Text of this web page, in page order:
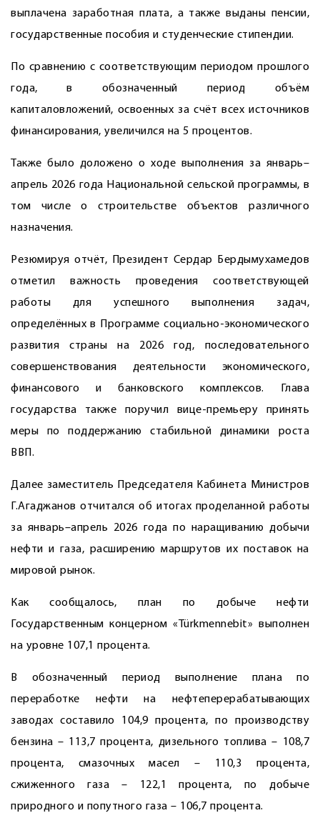
выплачена заработная плата, а также выданы пенсии,
государственные пособия и студенческие стипендии.
По сравнению с соответствующим периодом прошлого
года, в обозначенный период объём
капиталовложений, освоенных за счёт всех источников
финансирования, увеличился на 5 процентов.
Также было доложено о ходе выполнения за январь–
апрель 2026 года Национальной сельской программы, в
том числе о строительстве объектов различного
назначения.
Резюмируя отчёт, Президент Сердар Бердымухамедов
отметил важность проведения соответствующей
работы для успешного выполнения задач,
определённых в Программе социально-экономического
развития страны на 2026 год, последовательного
совершенствования деятельности экономического,
финансового и банковского комплексов. Глава
государства также поручил вице-премьеру принять
меры по поддержанию стабильной динамики роста
ВВП.
Далее заместитель Председателя Кабинета Министров
Г.Агаджанов отчитался об итогах проделанной работы
за январь–апрель 2026 года по наращиванию добычи
нефти и газа, расширению маршрутов их поставок на
мировой рынок.
Как сообщалось, план по добыче нефти
Государственным концерном «Türkmennebit» выполнен
на уровне 107,1 процента.
В обозначенный период выполнение плана по
переработке нефти на нефтеперерабатывающих
заводах составило 104,9 процента, по производству
бензина – 113,7 процента, дизельного топлива – 108,7
процента, смазочных масел – 110,3 процента,
сжиженного газа – 122,1 процента, по добыче
природного и попутного газа – 106,7 процента.